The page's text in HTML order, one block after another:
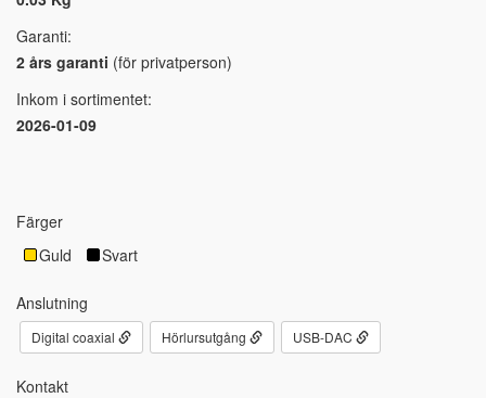
Garanti:
2 års garanti (för privatperson)
Inkom i sortimentet:
2026-01-09
Färger
Guld
Svart
Anslutning
Digital coaxial Hörlursutgång USB-DAC
Kontakt